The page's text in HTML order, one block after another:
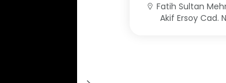
Fatih Sultan
Akif Ersoy Cad.